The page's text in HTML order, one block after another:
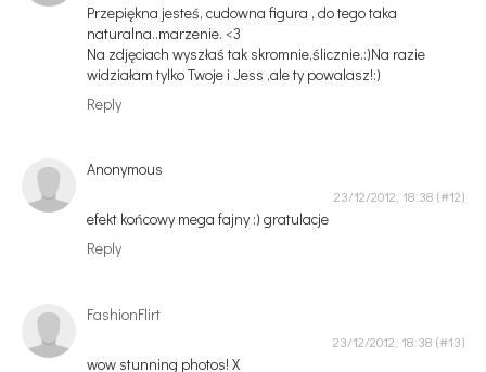
Przepiękna jesteś, cudowna figura , do tego taka
naturalna..marzenie. <3
Na zdjęciach wyszłaś tak skromnie,ślicznie.:)Na razie
widziałam tylko Twoje i Jess ,ale ty powalasz!:)
Reply
Anonymous
23/12/2012, 18:38
efekt końcowy mega fajny :) gratulacje
Reply
FashionFlirt
23/12/2012, 18:38
wow stunning photos! X